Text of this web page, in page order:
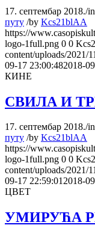
17. септембар 2018./in
путу /by Kcs21blAA
https://
logo-1full.png 0 0
content/uploads/2021/
09-17 23:00:482018-
КИНЕ
СВИЛА И
17. септембар 2018./in
путу /by Kcs21blAA
https://
logo-1full.png 0 0
content/uploads/2021/
09-17 22:59:012018-
ЦВЕТ
УМИРУЋА